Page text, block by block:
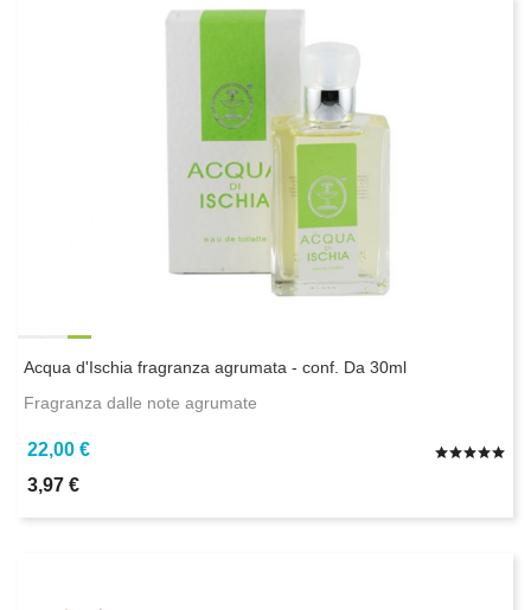
Acqua d'Ischia fragranza agrumata - conf. Da 30ml
Fragranza dalle note agrumate
22,00 €
3,97 €